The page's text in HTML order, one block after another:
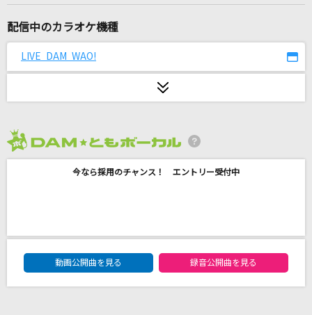
WANDS
え?あぁ、そう。
DREAMS COME TRUE
[生音]サマータイムシンデレラ
wacci
夢見る少女じゃいられない
配信中のカラオケ機種
LIVE DAM WAO!
今なら採用のチャンス！ エントリー受付中
DAM★ともボーカルエントリーランキング
動画公開曲を見る
録音公開曲を見る